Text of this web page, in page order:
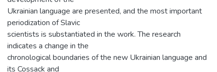
Ukrainian language are presented, and the most important
periodization of Slavic
scientists is substantiated in the work. The research
indicates a change in the
chronological boundaries of the new Ukrainian language and
its Cossack and